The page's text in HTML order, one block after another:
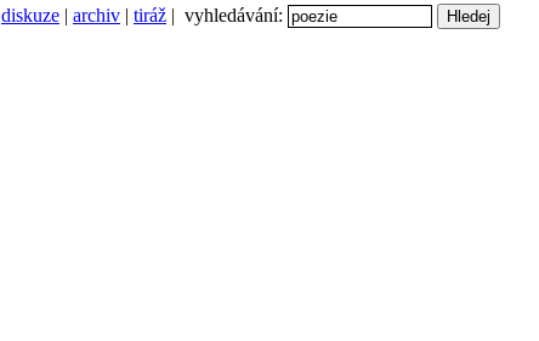
diskuze | archiv | tiráž | vyhledávání: